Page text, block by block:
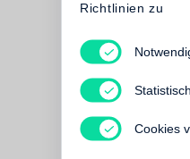
Richtlinien zu
Cookies